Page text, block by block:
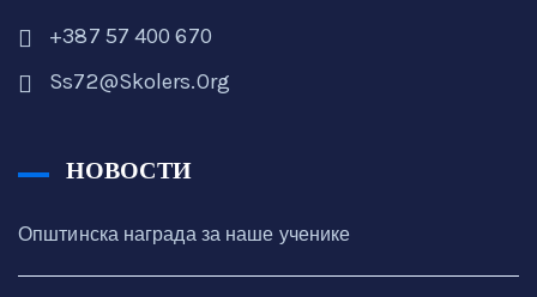
+387 57 400 670
Ss72@skolers.org
НОВОСТИ
Општинска награда за наше ученике